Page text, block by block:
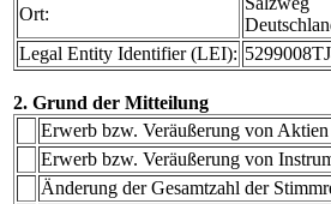
Ort:
Legal Entity Identifier (LEI):
2. Grund der Mitteilung
Erwerb bzw. Veräußerung von
Erwerb bzw. Veräußerung von
Änderung der Gesamtzahl der